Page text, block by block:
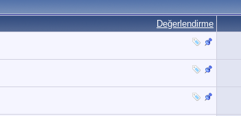
Değerlendirme